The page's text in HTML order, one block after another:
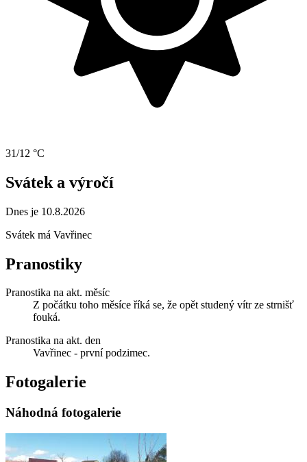
31/12 °C
Svátek a výročí
Dnes je 10.8.2026
Svátek má Vavřinec
Pranostiky
Pranostika na akt. měsíc
Z počátku toho měsíce říká se, že opět studený vítr ze strnišť
fouká.
Pranostika na akt. den
Vavřinec - první podzimec.
Fotogalerie
Náhodná fotogalerie